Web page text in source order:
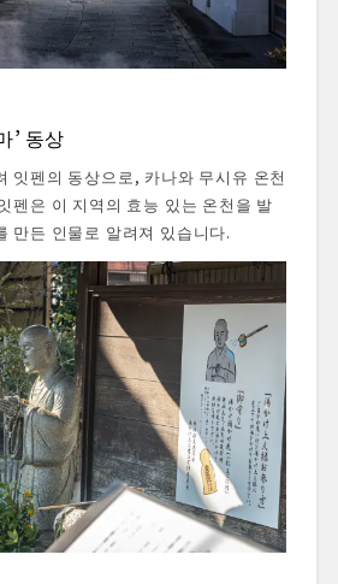
’ 동상
잇펜의 동상으로, 카나와 무시유 온천
펜은 이 지역의 효능 있는 온천을 발
만든 인물로 알려져 있습니다.